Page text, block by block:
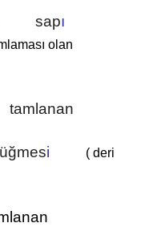
sapı
olan
i
( deri